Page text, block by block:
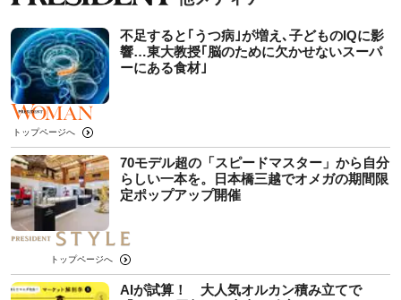
不足すると｢うつ病｣が増え､子どものIQに影
響…東大教授｢脳のために欠かせないスーパ
ーにある食材｣
トップページへ
70モデル超の「スピードマスター」から自分
らしい一本を。日本橋三越でオメガの期間限
定ポップアップ開催
トップページへ
AIが試算！ 大人気オルカン積み立てで